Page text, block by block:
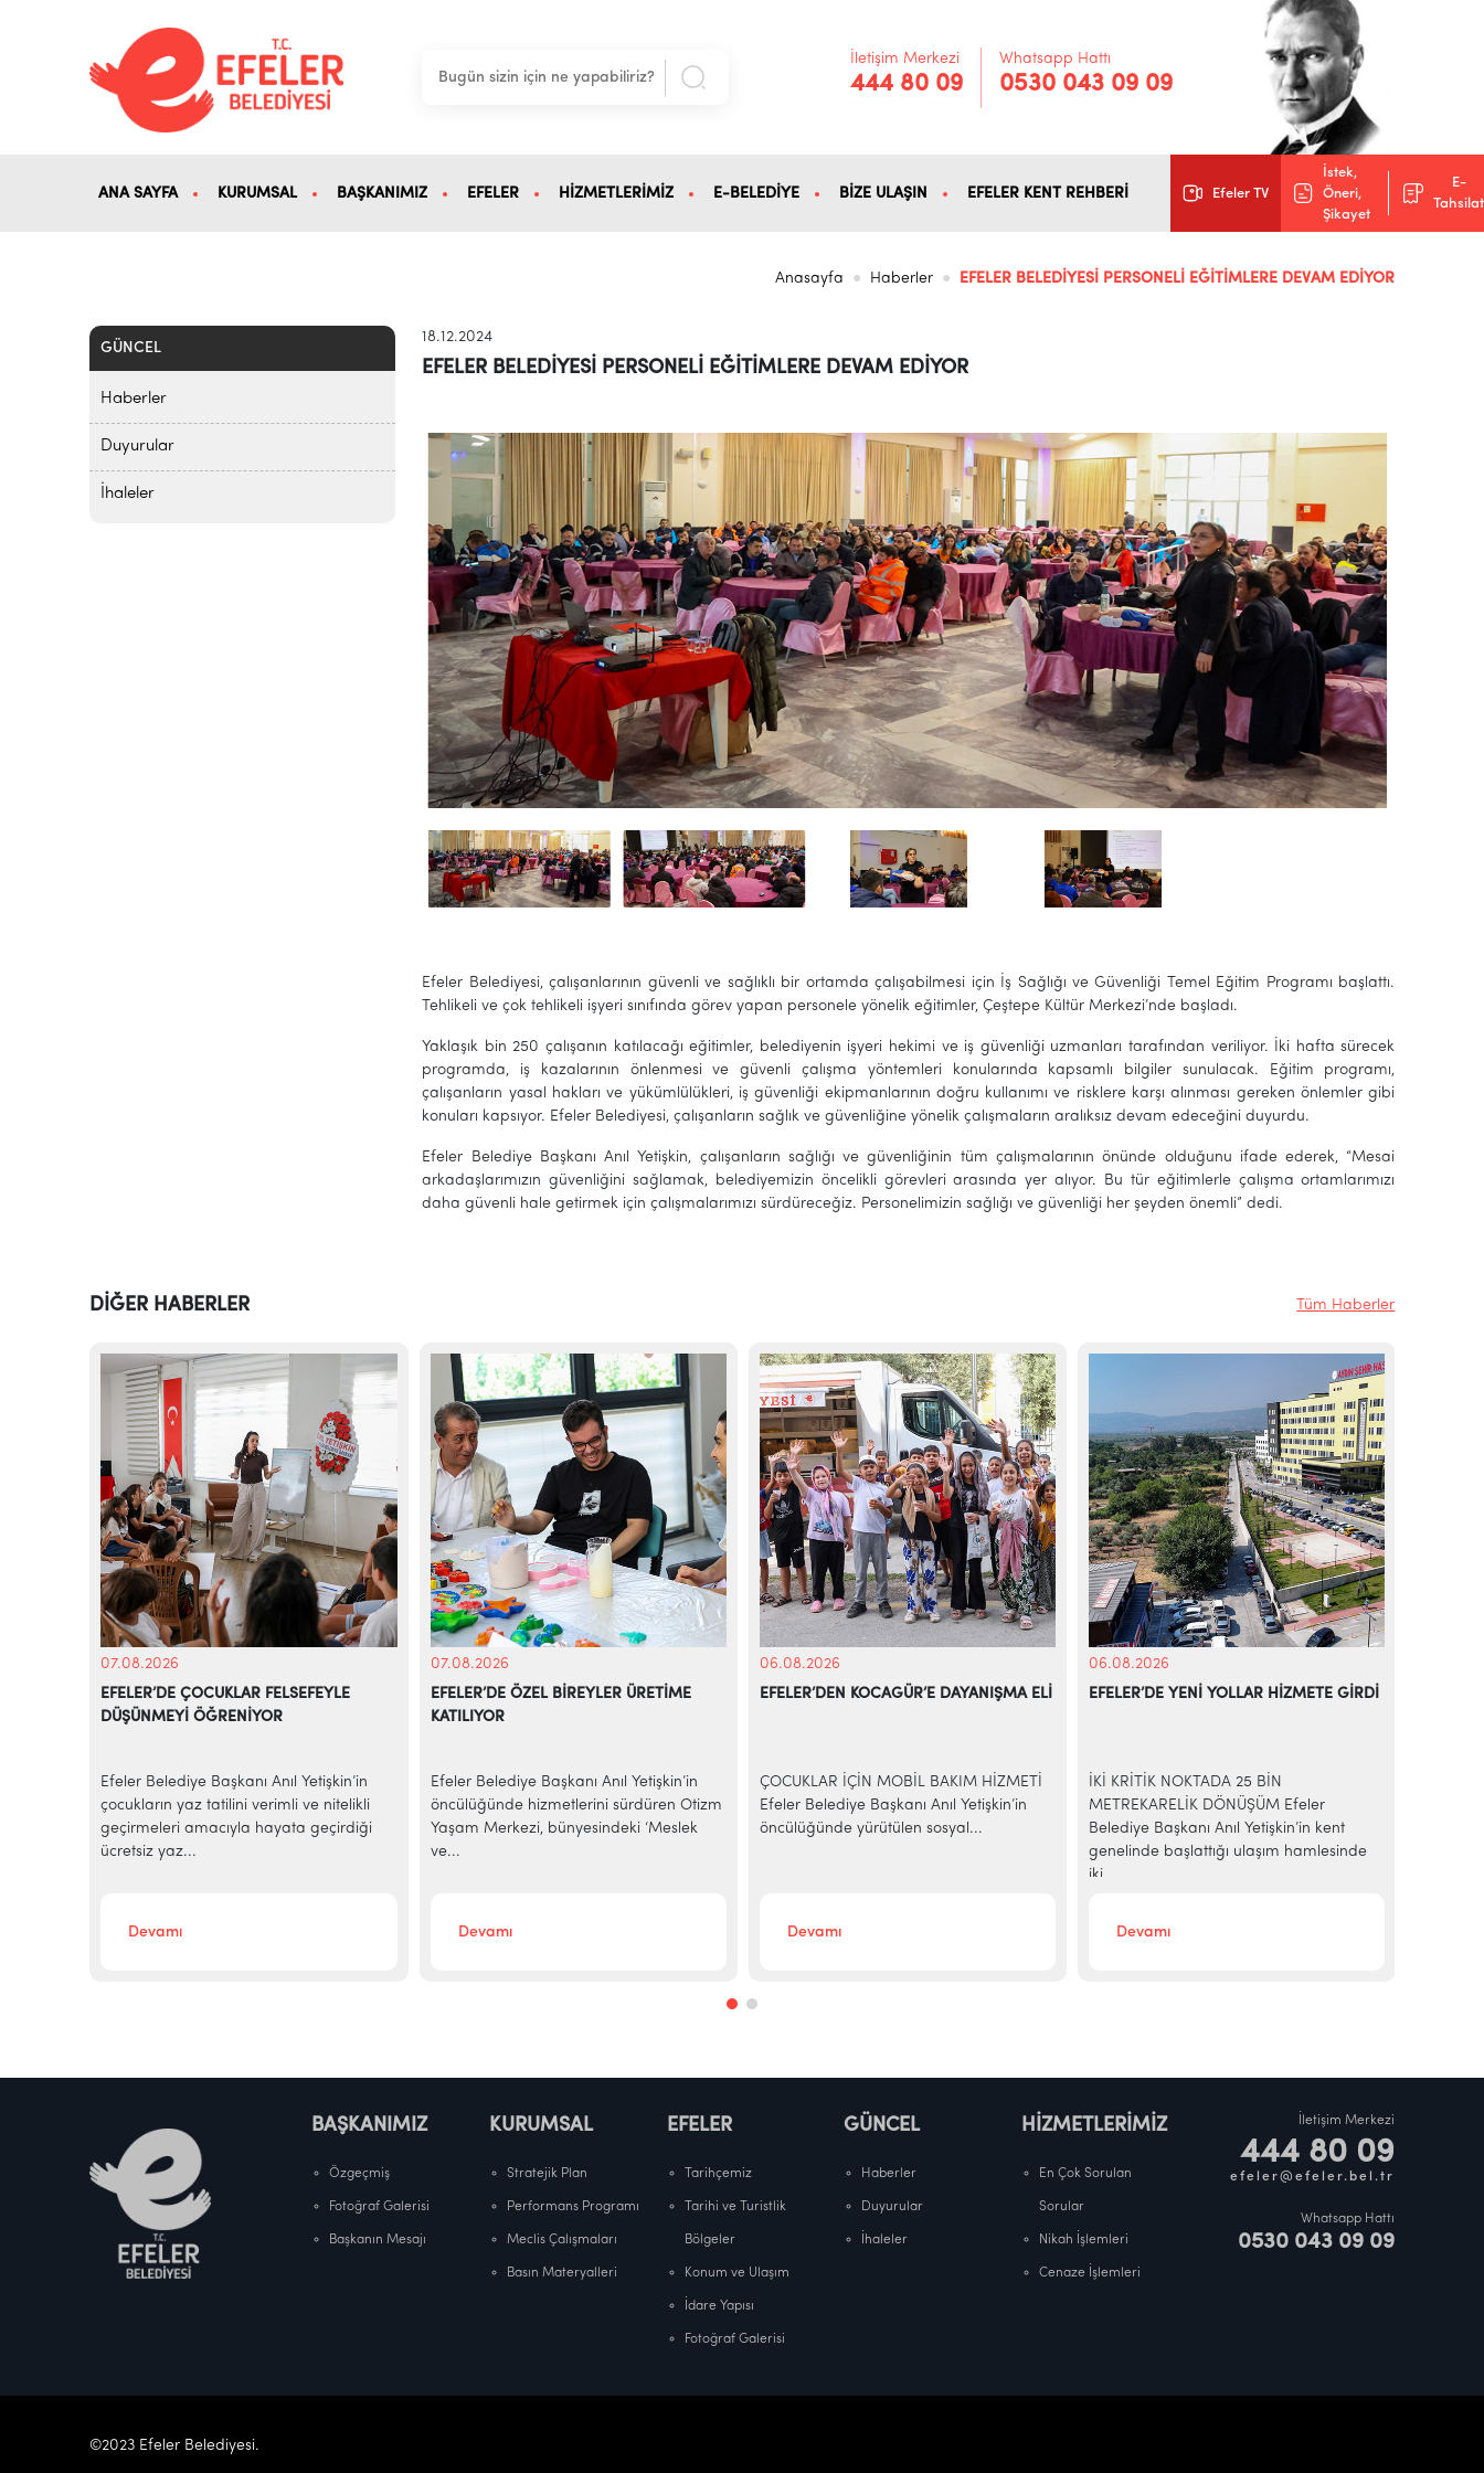
İletişim Merkezi
444 80 09
Whatsapp Hattı
0530 043 09 09
ANA SAYFA KURUMSAL BAŞKANIMIZ EFELER HİZMETLERİMİZ E-BELEDİYE BİZE ULAŞIN EFELER KENT REHBERİ Efeler TV
İstek,
Öneri,
Şikayet
E-
Tahsilat
Anasayfa Haberler EFELER BELEDİYESİ PERSONELİ EĞİTİMLERE DEVAM EDİYOR
GÜNCEL
Haberler
Duyurular
İhaleler
18.12.2024
EFELER BELEDİYESİ PERSONELİ EĞİTİMLERE DEVAM EDİYOR
Efeler Belediyesi, çalışanlarının güvenli ve sağlıklı bir ortamda çalışabilmesi için İş Sağlığı ve Güvenliği Temel Eğitim Programı başlattı.
Tehlikeli ve çok tehlikeli işyeri sınıfında görev yapan personele yönelik eğitimler, Çeştepe Kültür Merkezi’nde başladı.
Yaklaşık bin 250 çalışanın katılacağı eğitimler, belediyenin işyeri hekimi ve iş güvenliği uzmanları tarafından veriliyor. İki hafta sürecek
programda, iş kazalarının önlenmesi ve güvenli çalışma yöntemleri konularında kapsamlı bilgiler sunulacak. Eğitim programı,
çalışanların yasal hakları ve yükümlülükleri, iş güvenliği ekipmanlarının doğru kullanımı ve risklere karşı alınması gereken önlemler gibi
konuları kapsıyor. Efeler Belediyesi, çalışanların sağlık ve güvenliğine yönelik çalışmaların aralıksız devam edeceğini duyurdu.
Efeler Belediye Başkanı Anıl Yetişkin, çalışanların sağlığı ve güvenliğinin tüm çalışmalarının önünde olduğunu ifade ederek, “Mesai
arkadaşlarımızın güvenliğini sağlamak, belediyemizin öncelikli görevleri arasında yer alıyor. Bu tür eğitimlerle çalışma ortamlarımızı
daha güvenli hale getirmek için çalışmalarımızı sürdüreceğiz. Personelimizin sağlığı ve güvenliği her şeyden önemli” dedi.
DİĞER HABERLER Tüm Haberler
07.08.2026
EFELER’DE ÇOCUKLAR FELSEFEYLE
DÜŞÜNMEYİ ÖĞRENİYOR
Efeler Belediye Başkanı Anıl Yetişkin’in
çocukların yaz tatilini verimli ve nitelikli
geçirmeleri amacıyla hayata geçirdiği
ücretsiz yaz...
Devamı
07.08.2026
EFELER’DE ÖZEL BİREYLER ÜRETİME
KATILIYOR
Efeler Belediye Başkanı Anıl Yetişkin’in
öncülüğünde hizmetlerini sürdüren Otizm
Yaşam Merkezi, bünyesindeki ‘Meslek
ve...
Devamı
06.08.2026
EFELER’DEN KOCAGÜR’E DAYANIŞMA ELİ
ÇOCUKLAR İÇİN MOBİL BAKIM HİZMETİ
Efeler Belediye Başkanı Anıl Yetişkin’in
öncülüğünde yürütülen sosyal...
Devamı
06.08.2026
EFELER’DE YENİ YOLLAR HİZMETE GİRDİ
İKİ KRİTİK NOKTADA 25 BİN
METREKARELİK DÖNÜŞÜM Efeler
Belediye Başkanı Anıl Yetişkin’in kent
genelinde başlattığı ulaşım hamlesinde
iki...
Devamı
BAŞKANIMIZ
Özgeçmiş
Fotoğraf Galerisi
Başkanın Mesajı
KURUMSAL
Stratejik Plan
Performans Programı
Meclis Çalışmaları
Basın Materyalleri
EFELER
Tarihçemiz
Tarihi ve Turistlik
Bölgeler
Konum ve Ulaşım
İdare Yapısı
Fotoğraf Galerisi
GÜNCEL
Haberler
Duyurular
İhaleler
HİZMETLERİMİZ
En Çok Sorulan
Sorular
Nikah İşlemleri
Cenaze İşlemleri
İletişim Merkezi
444 80 09
efeler@efeler.bel.tr
Whatsapp Hattı
0530 043 09 09
©2023 Efeler Belediyesi.